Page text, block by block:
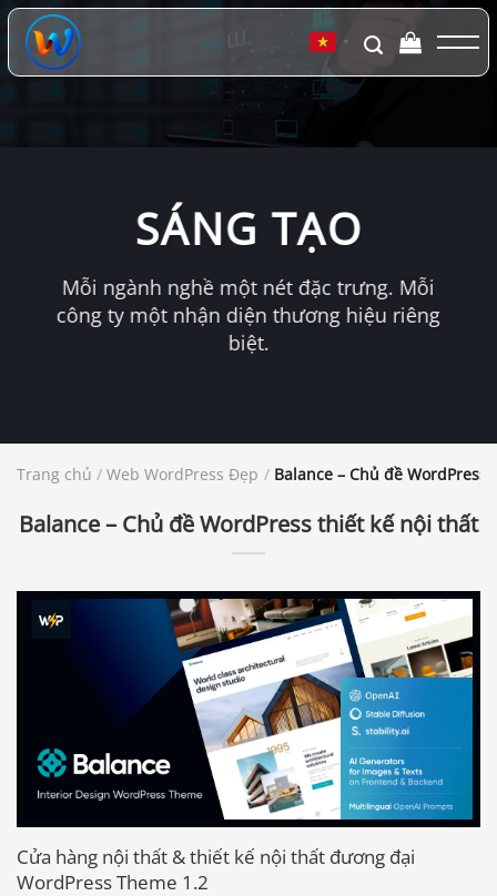
Chuyển
đến
dung
▼
SÁNG TẠO
Mỗi ngành nghề một nét đặc trưng. Mỗi
công ty một nhận diện thương hiệu riêng
biệt.
Trang chủ / Web WordPress Đẹp / Balance – Chủ đề
Balance – Chủ đề WordPress thiết kế nội thất
Cửa hàng nội thất & thiết kế nội thất đương đại
WordPress Theme 1.2